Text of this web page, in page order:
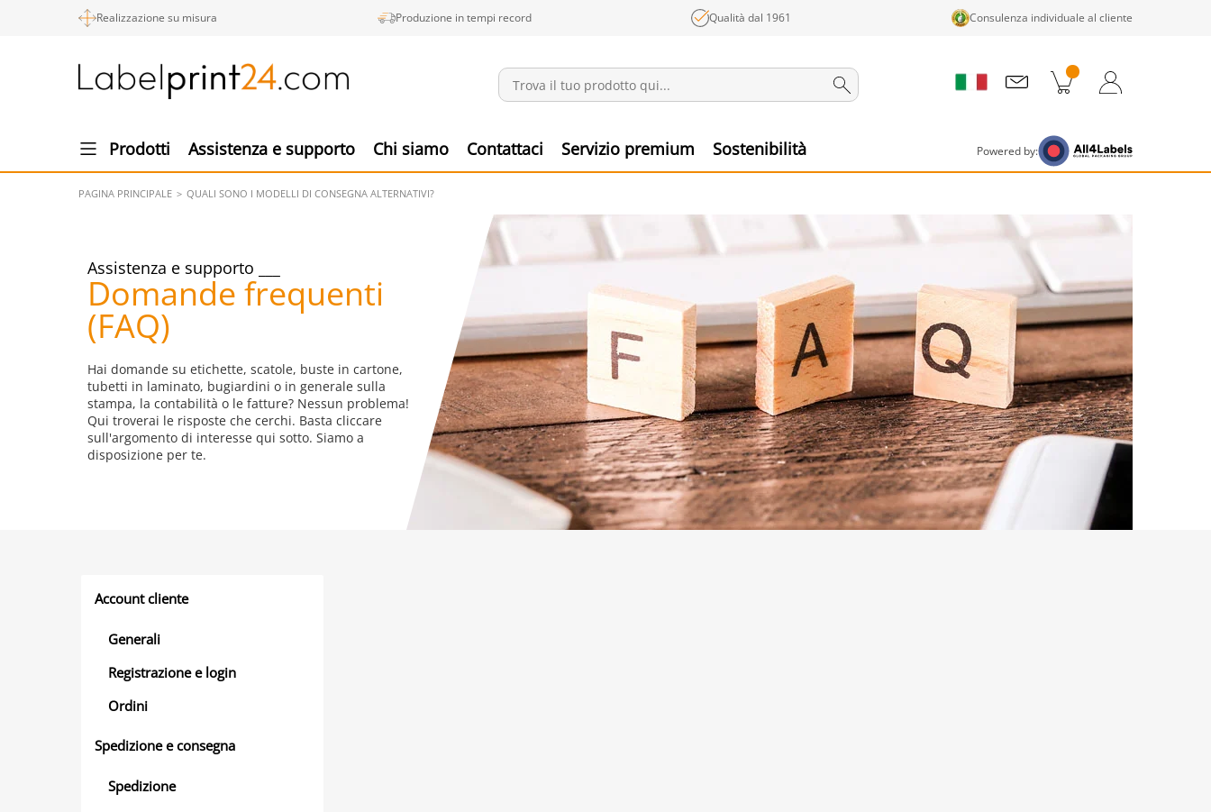
Realizzazione su misura Produzione in tempi record Qualità dal 1961 Consulenza individuale al cliente
Prodotti Assistenza e supporto Chi siamo Contattaci Servizio premium Sostenibilità Powered by:
PAGINA PRINCIPALE QUALI SONO I MODELLI DI CONSEGNA ALTERNATIVI?
Assistenza e supporto
Domande frequenti
(FAQ)
Hai domande su etichette, scatole, buste in cartone,
tubetti in laminato, bugiardini o in generale sulla
stampa, la contabilità o le fatture? Nessun problema!
Qui troverai le risposte che cerchi. Basta cliccare
sull'argomento di interesse qui sotto. Siamo a
disposizione per te.
Account cliente
Generali
Registrazione e login
Ordini
Spedizione e consegna
Spedizione